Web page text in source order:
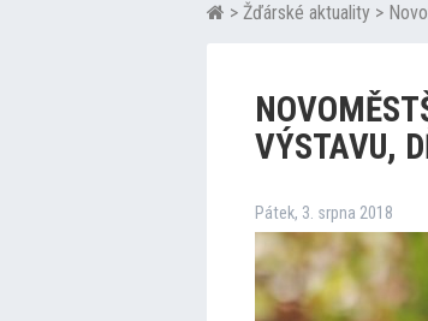
> Žďárské aktuality >
VÝSTAVU,
Pátek, 3. srpna 2018